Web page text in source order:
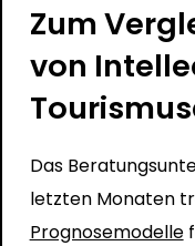
Zum
von
Das
letzten Monaten
Prognosemodelle